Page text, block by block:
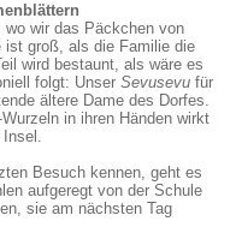
wo wir das Päckchen von
ist groß, als die Familie die
wird bestaunt, als wäre es
folgt: Unser Sevusevu für
ältere Dame des Dorfes.
in ihren Händen wirkt
Insel.
Besuch kennen, geht es
aufgeregt von der Schule
sie am nächsten Tag